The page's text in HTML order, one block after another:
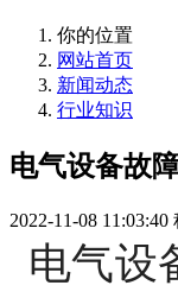
你的位置
网站首页
新闻动态
行业知识
电气设备故
2022-11-08 11:03:40
电气设